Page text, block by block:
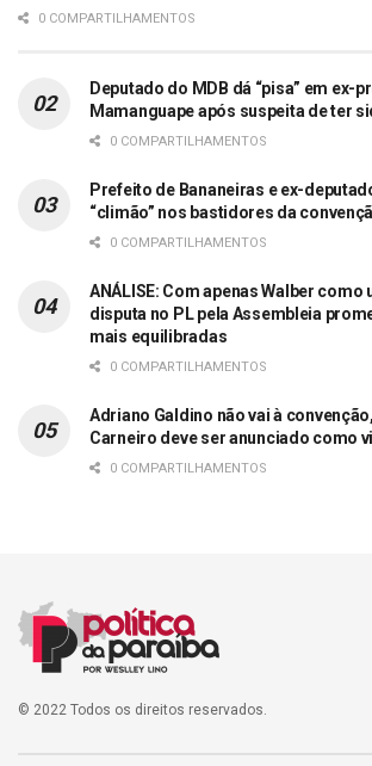
0 COMPARTILHAMENTOS
Deputado do MDB dá “pisa” em ex-
Mamanguape após suspeita de ter
0 COMPARTILHAMENTOS
Prefeito de Bananeiras e ex-
“climão” nos bastidores da
0 COMPARTILHAMENTOS
ANÁLISE: Com apenas Walber como
disputa no PL pela Assembleia
mais equilibradas
0 COMPARTILHAMENTOS
Adriano Galdino não vai à
Carneiro deve ser anunciado como
0 COMPARTILHAMENTOS
© 2022 Todos os direitos reservados.